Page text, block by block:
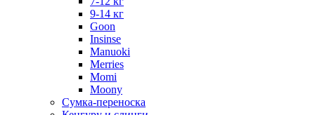
9-14 кг
Goon
Insinse
Manuoki
Merries
Momi
Moony
Сумка-переноска